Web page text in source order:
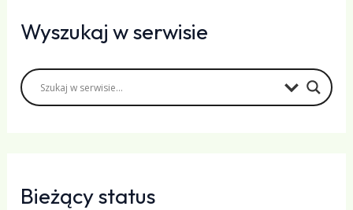
Wyszukaj w serwisie
Bieżący status